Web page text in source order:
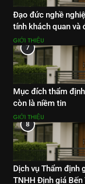
Đạo đức nghề
tính khách quan và
GIỚI THIỆU
7
Mục đích thẩm
còn là niềm tin
GIỚI THIỆU
8
Dịch vụ Thẩm định
TNHH Định giá